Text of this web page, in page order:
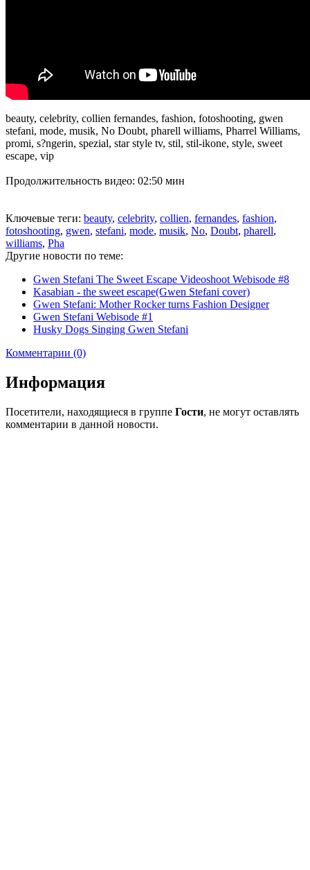
beauty, celebrity, collien fernandes, fashion, fotoshooting, gwen
stefani, mode, musik, No Doubt, pharell williams, Pharrel Williams,
promi, s?ngerin, spezial, star style tv, stil, stil-ikone, style, sweet
escape, vip
Продолжительность видео: 02:50 мин
Ключевые теги: beauty, celebrity, collien, fernandes, fashion,
fotoshooting, gwen, stefani, mode, musik, No, Doubt, pharell,
williams, Pha
Другие новости по теме:
Gwen Stefani The Sweet Escape Videoshoot Webisode #8
Kasabian - the sweet escape(Gwen Stefani cover)
Gwen Stefani: Mother Rocker turns Fashion Designer
Gwen Stefani Webisode #1
Husky Dogs Singing Gwen Stefani
Комментарии (0)
Информация
Посетители, находящиеся в группе Гости, не могут оставлять
комментарии в данной новости.